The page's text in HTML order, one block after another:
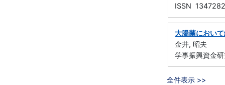
ISSN
大腸菌におい
金井, 昭夫
学事振興資金
全件表示 >>